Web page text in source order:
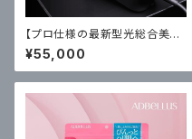
【プロ仕様の最新型光総合美容
器】脱毛器 BiiTo II Cool
ビート ツー クール
¥55,000